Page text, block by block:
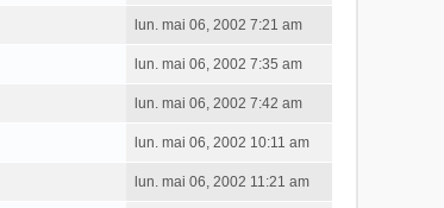
lun. mai 06, 2002 7:21 am
lun. mai 06, 2002 7:35 am
lun. mai 06, 2002 7:42 am
lun. mai 06, 2002 10:11 am
lun. mai 06, 2002 11:21 am